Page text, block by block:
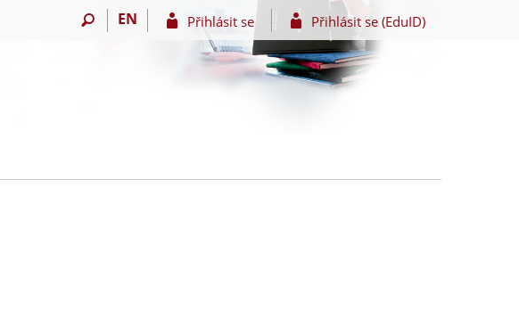
EN Přihlásit se Přihlásit se (EduID)